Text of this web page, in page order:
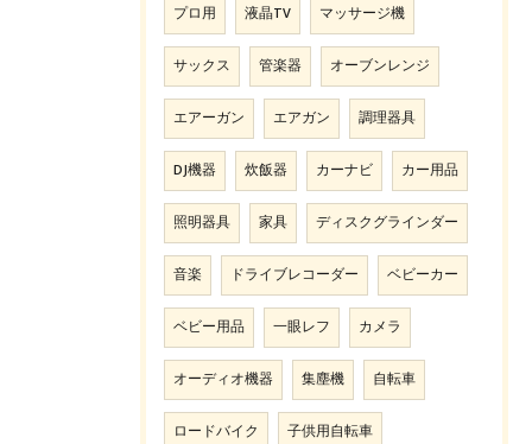
プロ用 液晶TV マッサージ機
サックス 管楽器 オーブンレンジ
エアーガン エアガン 調理器具
DJ機器 炊飯器 カーナビ カー用品
照明器具 家具 ディスクグラインダー
音楽 ドライブレコーダー ベビーカー
ベビー用品 一眼レフ カメラ
オーディオ機器 集塵機 自転車
ロードバイク 子供用自転車